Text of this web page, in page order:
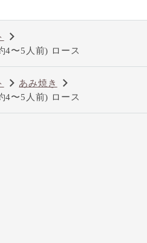
4〜5人前) ロース
あみ焼き
4〜5人前) ロース